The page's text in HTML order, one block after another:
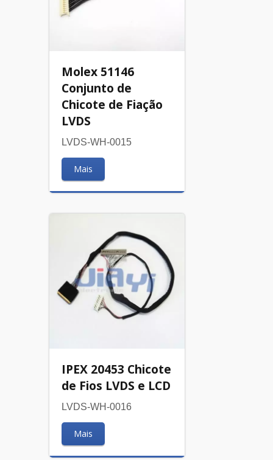
Molex 51146
Conjunto de
Chicote de Fiação
LVDS
LVDS-WH-0015
Mais
IPEX 20453 Chicote
de Fios LVDS e LCD
LVDS-WH-0016
Mais